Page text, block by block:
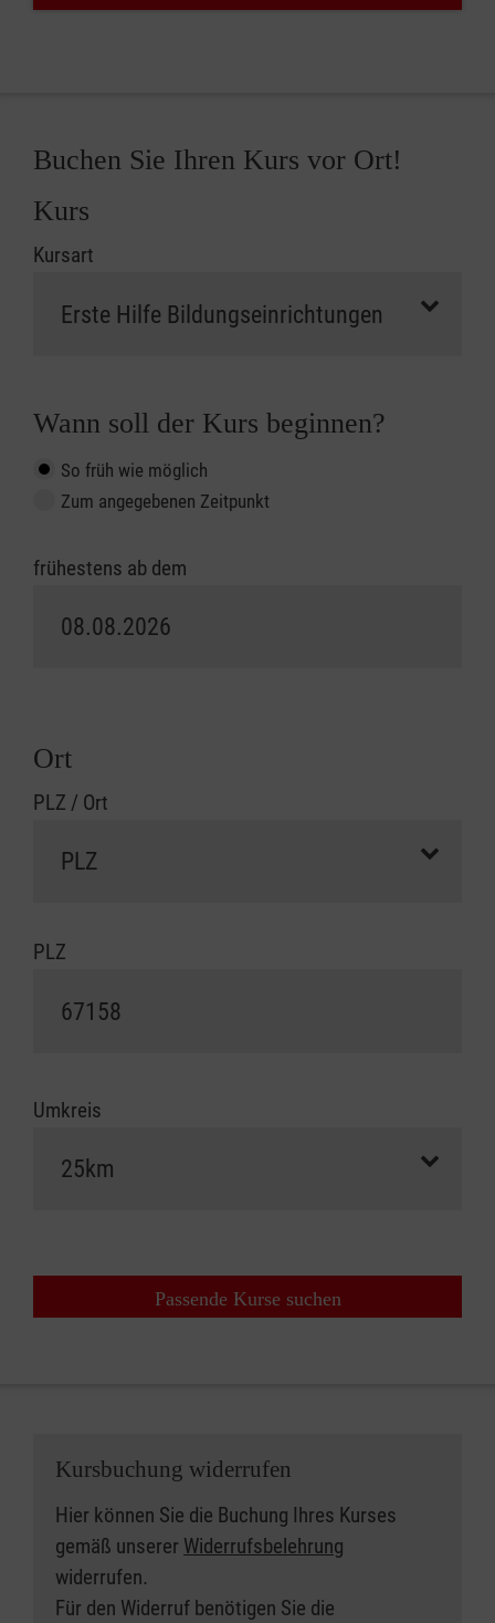
Buchen Sie Ihren Kurs vor Ort!
Kurs
Kursart
Wann soll der Kurs beginnen?
So früh wie möglich
Zum angegebenen Zeitpunkt
frühestens ab dem
Ort
PLZ / Ort
PLZ
Umkreis
Passende Kurse suchen
Kursbuchung widerrufen
Hier können Sie die Buchung Ihres Kurses
gemäß unserer Widerrufsbelehrung
widerrufen.
Für den Widerruf benötigen Sie die